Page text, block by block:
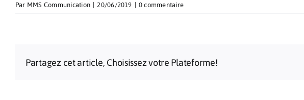
Par MMS Communication 20/06/2019 0 commentaire
Partagez cet article, Choisissez votre Plateforme!